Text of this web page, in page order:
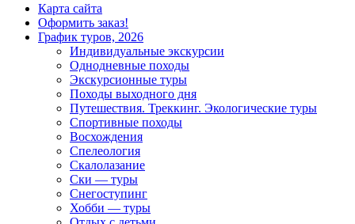
Карта сайта
Оформить заказ!
График туров, 2026
Индивидуальные экскурсии
Однодневные походы
Экскурсионные туры
Походы выходного дня
Путешествия. Треккинг. Экологические туры
Спортивные походы
Восхождения
Спелеология
Скалолазание
Ски — туры
Снегоступинг
Хобби — туры